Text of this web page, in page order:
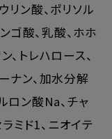
リン酸、ポリソル
ゴ酸、乳酸、ホホ
、トレハロース、
ナン、加水分解
ロン酸Na、チャ
ミド1、ニオイテ